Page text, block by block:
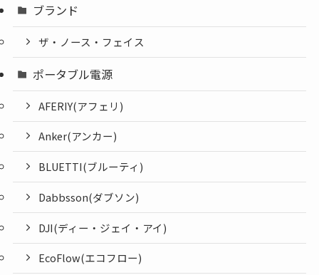
ブランド
ザ・ノース・フェイス
ポータブル電源
AFERIY(アフェリ)
Anker(アンカー)
BLUETTI(ブルーティ)
Dabbsson(ダブソン)
DJI(ディー・ジェイ・アイ)
EcoFlow(エコフロー)